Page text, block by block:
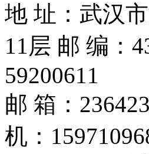
地 址：武汉
11层 邮 编：
59200611
邮 箱：
机：